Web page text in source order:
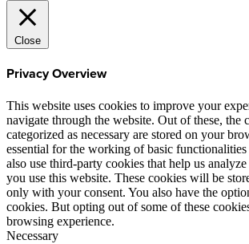
Close
Privacy Overview
This website uses cookies to improve your
navigate through the website. Out of these, the
categorized as necessary are stored on your
essential for the working of basic
also use third-party cookies that help us
you use this website. These cookies will be
only with your consent. You also have the
cookies. But opting out of some of these
browsing experience.
Necessary